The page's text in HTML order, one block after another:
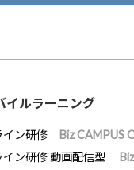
イルラーニング
イン研修
Biz CAMPUS
ン研修 動画配信型